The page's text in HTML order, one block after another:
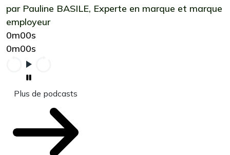
par Pauline BASILE, Experte en marque et marque
employeur
0m00s
0m00s
Plus de podcasts